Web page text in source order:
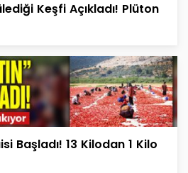
Keşfi Açıkladı! Plüton
Başladı! 13 Kilodan 1 Kilo